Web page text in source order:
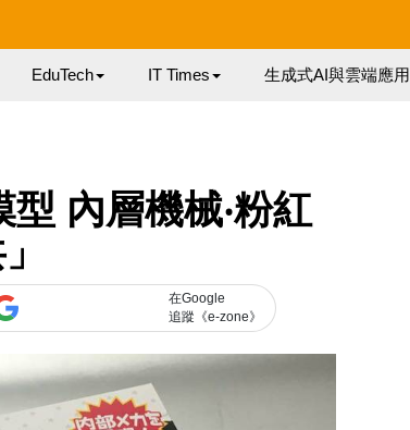
EduTech IT Times 生成式AI與雲端應用
型 內層機械‧粉紅
在Google
追蹤《e-zone》